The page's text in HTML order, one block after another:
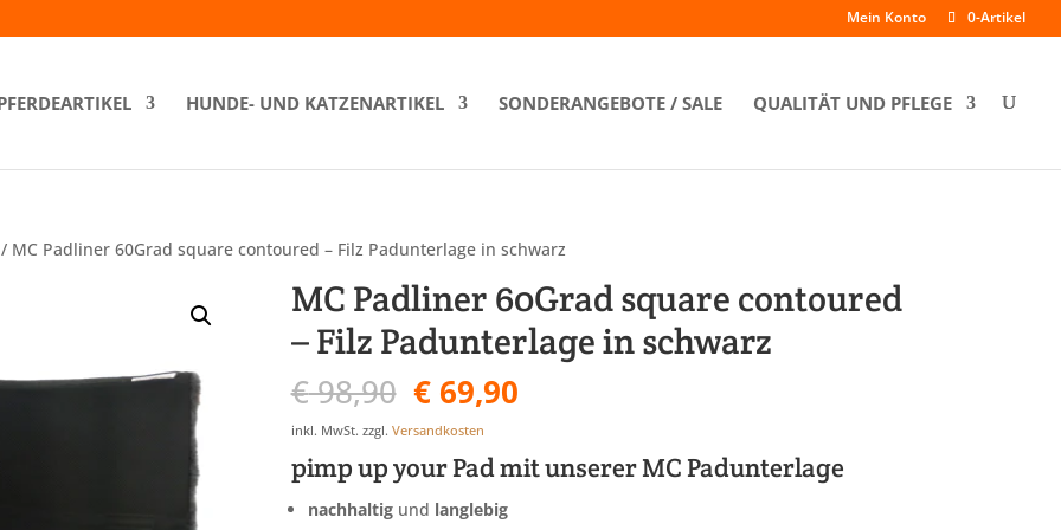
Mein Konto 0-Artikel
HUNDE- UND KATZENARTIKEL SONDERANGEBOTE / SALE QUALITÄT UND PFLEGE
/ MC Padliner 60Grad square contoured – Filz Padunterlage in schwarz
MC Padliner 60Grad square contoured
– Filz Padunterlage in schwarz
€98,90 Ursprünglicher
Preis
war:
€ 98,90
€69,90Aktueller
€ 69,90.
inkl. MwSt. zzgl. Versandkosten
pimp up your Pad mit unserer MC Padunterlage
nachhaltig und langlebig